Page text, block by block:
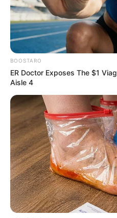
BOOSTARO
ER Doctor Exposes The $1
Aisle 4